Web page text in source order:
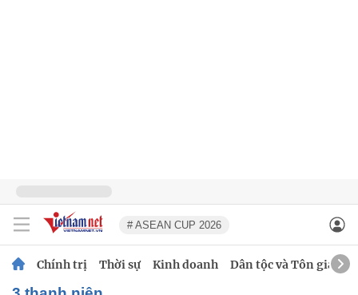
# ASEAN CUP 2026
Chính trị Thời sự Kinh doanh Dân tộc và Tôn giáo